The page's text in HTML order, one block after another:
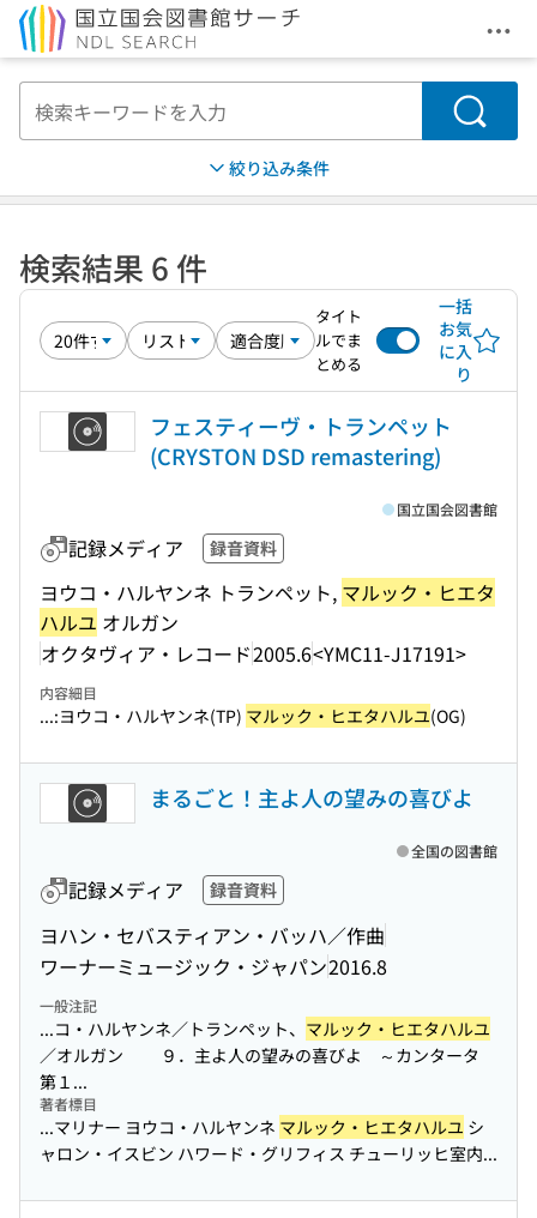
メ
検索
絞り込み条件
検索結果 6 件
タイト
ルでま
とめる
一括
お気
に入
り
フェスティーヴ・トランペット
(CRYSTON DSD remastering)
記録メディア 録音資料
ヨウコ・ハルヤンネ トランペット, マルック・ヒエタ
ハルユ オルガン
オクタヴィア・レコード2005.6<YMC11-J17191>
国立国会図書館
内容細目
...:ヨウコ・ハルヤンネ(TP) マルック・ヒエタハルユ(OG)
まるごと！主よ人の望みの喜びよ
記録メディア 録音資料
ヨハン・セバスティアン・バッハ／作曲
ワーナーミュージック・ジャパン2016.8
全国の図書館
一般注記
...コ・ハルヤンネ／トランペット、 マルック・ヒエタハルユ
／オルガン ９．主よ人の望みの喜びよ ～カンタータ
第１...
著者標目
...マリナー ヨウコ・ハルヤンネ マルック・ヒエタハルユ シ
ャロン・イスビン ハワード・グリフィス チューリッヒ室内...